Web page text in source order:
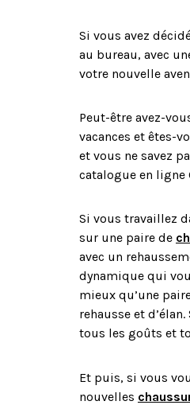
Si vous avez
au bureau, avec
votre nouvelle
Peut-être avez-
vacances et êtes-
et vous ne savez
catalogue en
Si vous travaillez
sur une paire de
avec un
dynamique qui
mieux qu’une
rehausse et
tous les goûts et
Et puis, si vous
nouvelles